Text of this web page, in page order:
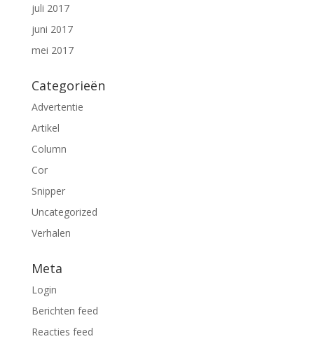
juli 2017
juni 2017
mei 2017
Categorieën
Advertentie
Artikel
Column
Cor
Snipper
Uncategorized
Verhalen
Meta
Login
Berichten feed
Reacties feed